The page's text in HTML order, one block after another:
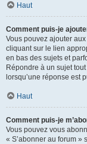
Haut
Comment puis-je
Vous pouvez ajouter
cliquant sur le lien
en bas des sujets et
Répondre à un sujet
lorsqu’une réponse est
Haut
Comment puis-je
Vous pouvez vous
« S’abonner au forum »